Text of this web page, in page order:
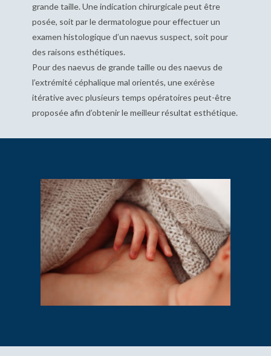
grande taille. Une indication chirurgicale peut être
posée, soit par le dermatologue pour effectuer un
examen histologique d’un naevus suspect, soit pour
des raisons esthétiques.
Pour des naevus de grande taille ou des naevus de
l’extrémité céphalique mal orientés, une exérèse
itérative avec plusieurs temps opératoires peut-être
proposée afin d’obtenir le meilleur résultat esthétique.